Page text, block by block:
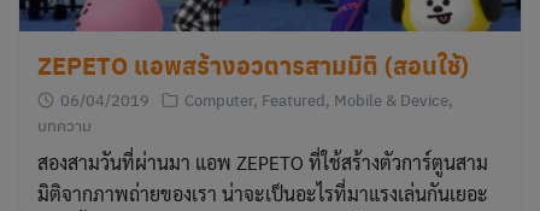
ZEPETO แอพสร้างอวตารสามมิติ (สอนใช้)
06/04/2019 Computer, Featured, Mobile & Device,
บทความ
สองสามวันที่ผ่านมา แอพ ZEPETO ที่ใช้สร้างตัวการ์ตูนสาม
มิติจากภาพถ่ายของเรา น่าจะเป็นอะไรที่มาแรงเล่นกันเยอะ